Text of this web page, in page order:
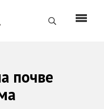
Поиск
почве